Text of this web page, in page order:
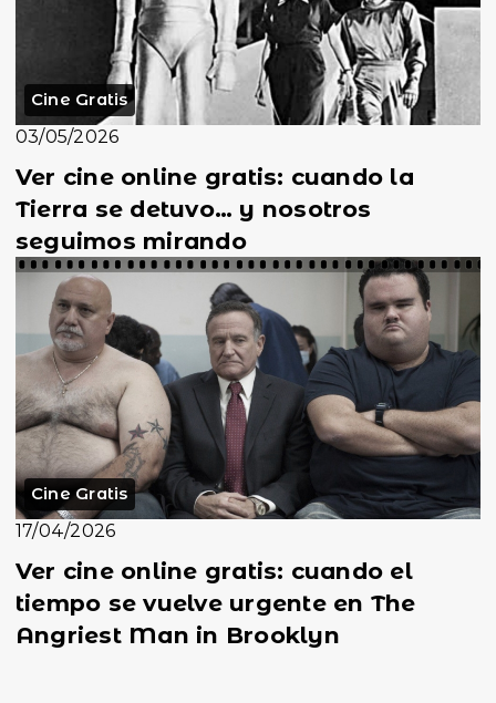
Cine Gratis
03/05/2026
Ver cine online gratis: cuando la
Tierra se detuvo… y nosotros
seguimos mirando
Cine Gratis
17/04/2026
Ver cine online gratis: cuando el
tiempo se vuelve urgente en The
Angriest Man in Brooklyn